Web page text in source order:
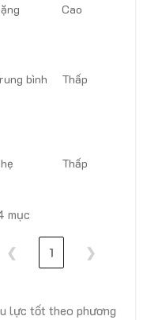
Cao
bình Thấp
Thấp
mục
❮ 1 ❯
lực tốt theo phương